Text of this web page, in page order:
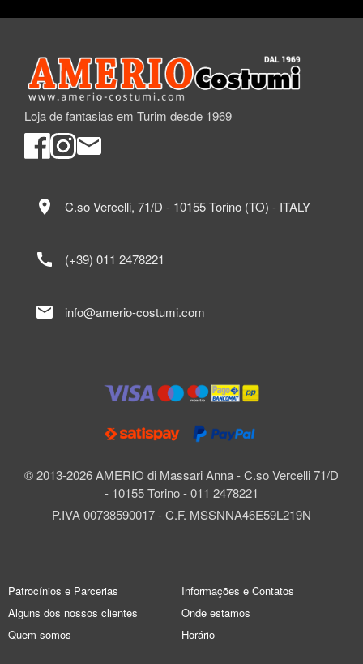
Loja de fantasias em Turim desde 1969
© 2013-2026 AMERIO di Massari Anna - C.so Vercelli 71/D
- 10155 Torino - 011 2478221
P.IVA 00738590017 - C.F. MSSNNA46E59L219N
location_on C.so Vercelli, 71/D - 10155 Torino (TO) - ITALY
call (+39) 011 2478221
mail info@amerio-costumi.com
Patrocínios e Parcerias
Alguns dos nossos clientes
Quem somos
Informações e Contatos
Onde estamos
Horário